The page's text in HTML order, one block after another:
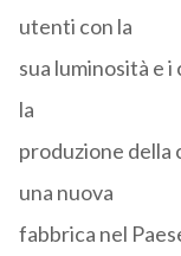
utenti con la
sua luminosità e i
la
produzione della
una nuova
fabbrica nel